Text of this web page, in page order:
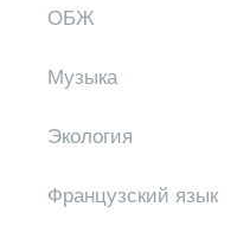
ОБЖ
Музыка
Экология
Французский язык